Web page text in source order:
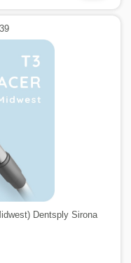
Dentsply Sirona